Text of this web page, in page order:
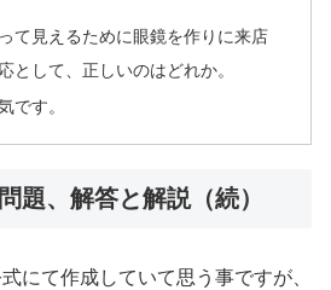
て見えるために眼鏡を作りに来店
として、正しいのはどれか。
です。
題、解答と解説（続）
にて作成していて思う事ですが、